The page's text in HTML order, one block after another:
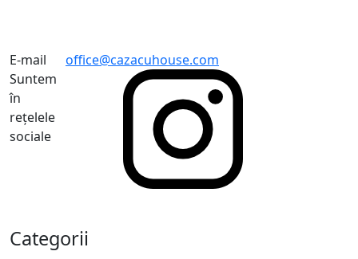
E-mail
office@cazacuhouse.com
Suntem
în
rețelele
sociale
Categorii